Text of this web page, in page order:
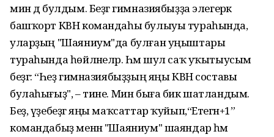
мин дә булдым. Беҙгә гимназиябыҙҙа элегерәк
башҡорт КВН командаһы булыуы тураһында,
уларҙың "Шаяниум"да булған уңыштары
тураһында һөйләнеләр. Һәм шул саҡ уҡытыусым
беҙгә: “Һеҙ гимназиябыҙҙың яңы КВН составы
булаһығыҙ", – тине. Мин быға бик шатландым.
Беҙ, үҙебеҙгә яңы маҡсаттар ҡуйып,“Етегән+1”
командабыҙ менән "Шаяниум" шаяндар һәм